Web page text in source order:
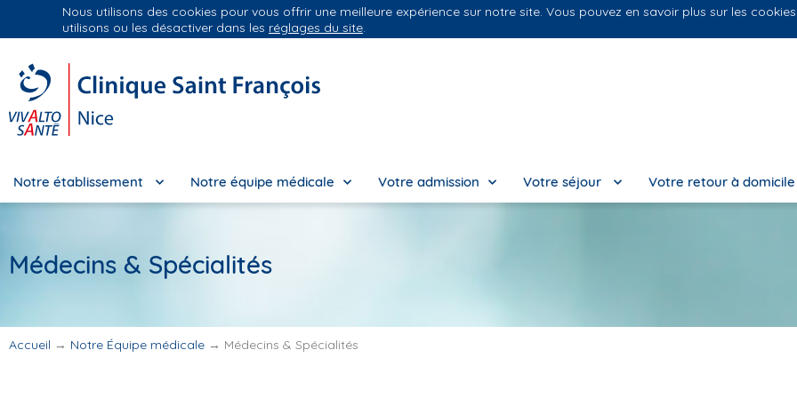
Groupe Vivalto Santé Entre nous, la vie
Notre établissement Notre équipe médicale Votre admission Votre séjour Votre retour à domicile
Médecins & Spécialités
Accueil → Notre Équipe médicale → Médecins & Spécialités
Nous utilisons des cookies pour vous offrir une meilleure expérience sur notre site. Vous pouvez en savoir plus sur les
utilisons ou les désactiver dans les réglages du site.